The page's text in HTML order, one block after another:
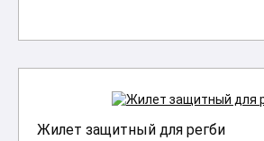
Жилет защитный для регби